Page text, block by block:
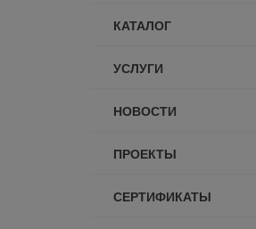
КАТАЛОГ
УСЛУГИ
НОВОСТИ
ПРОЕКТЫ
СЕРТИФИКАТЫ